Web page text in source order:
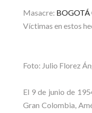
Masacre: BOGOTÁ
Víctimas en estos
Foto: Julio Florez
El 9 de junio de
Gran Colombia,